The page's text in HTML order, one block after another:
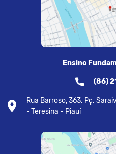
Ensino
(86)
Rua Barroso, 363. Pç.
- Teresina - Piauí